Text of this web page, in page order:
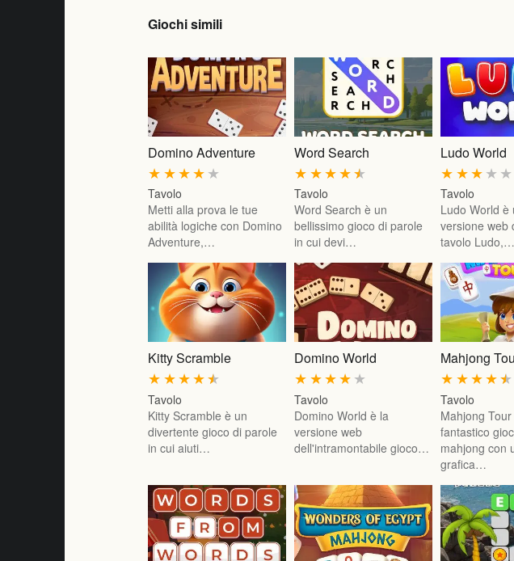
Giochi simili
Domino Adventure
★
★
★
★
★
Tavolo
Metti alla prova le tue
abilità logiche con Domino
Adventure,…
Word Search
★
★
★
★
★
Tavolo
Word Search è un
bellissimo gioco di parole
in cui devi…
Ludo World
★
★
★
★
★
Tavolo
Ludo World è
versione web
tavolo Ludo,…
Kitty Scramble
★
★
★
★
★
Tavolo
Kitty Scramble è un
divertente gioco di parole
in cui aiuti…
Domino World
★
★
★
★
★
Tavolo
Domino World è la
versione web
dell'intramontabile gioco…
Mahjong
★
★
★
★
★
Tavolo
Mahjong
fantastico
mahjong con
grafica…